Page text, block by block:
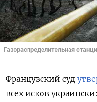
Газораспределительная
Французский суд
всех исков